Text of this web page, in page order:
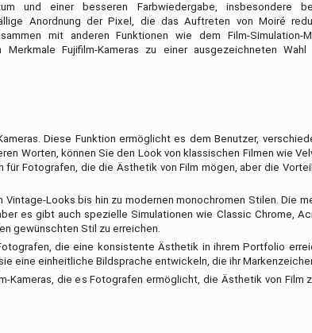
und einer besseren Farbwiedergabe, insbesondere
Anordnung der Pixel, die das Auftreten von Moiré
mit anderen Funktionen wie dem Film-Simulation-
Fujifilm-Kameras zu einer ausgezeichneten
Diese Funktion ermöglicht es dem Benutzer,
Worten, können Sie den Look von klassischen Filmen wie
Fotografen, die die Ästhetik von Film mögen, aber die
Looks bis hin zu modernen monochromen Stilen. Die
es gibt auch spezielle Simulationen wie Classic Chrome,
gewünschten Stil zu erreichen.
die eine konsistente Ästhetik in ihrem Portfolio
eine einheitliche Bildsprache entwickeln, die ihr
Kameras, die es Fotografen ermöglicht, die Ästhetik von Film